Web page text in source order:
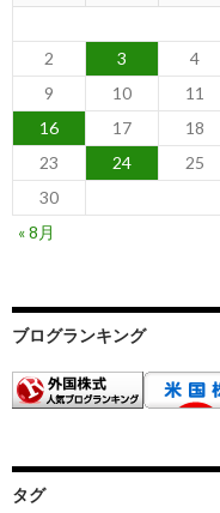
2
3 4
9
10 11
16
17 18
23
24 25
30
« 8月
ブログランキング
タグ